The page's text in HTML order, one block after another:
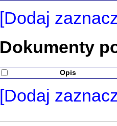
[Dodaj
Dokumenty
Opis
[Dodaj